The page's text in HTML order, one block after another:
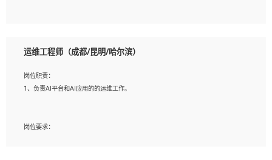
2、熟悉linux命令；
4、熟练使用oracle、mysql进行开发；
5、熟悉流程开发如使用activiti；
运维工程师（成都/昆明/哈尔滨）
岗位职责：
1、负责AI平台和AI应用的的运维工作。
岗位要求：